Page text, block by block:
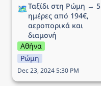
🗺️Ταξίδι στη Ρώμη → 5
ημέρες από 194€,
αεροπορικά και
διαμονή
Αθήνα
Ρώμη
Dec 23, 2024 5:30 PM